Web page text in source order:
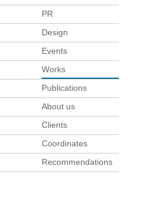
PR
Design
Events
Works
Publications
About us
Clients
Coordinates
Recommendations